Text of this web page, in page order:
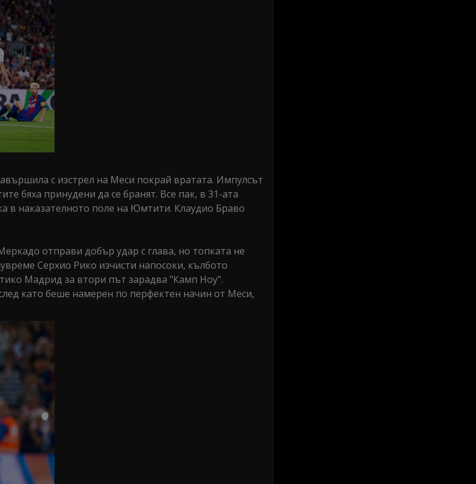
с изстрел на Меси покрай вратата. Импулсът
бяха принудени да се бранят. Все пак, в 31-ата
в наказателното поле на Юмтити. Клаудио Браво
отправи добър удар с глава, но топката не
Серхио Рико изчисти напосоки, кълбото
Мадрид за втори път зарадва "Камп Ноу".
като беше намерен по перфектен начин от Меси,